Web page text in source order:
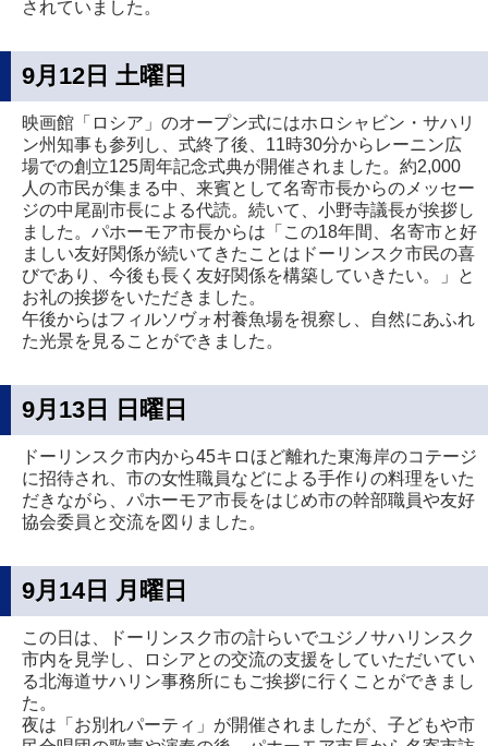
されていました。
9月12日 土曜日
映画館「ロシア」のオープン式にはホロシャビン・サハリ
ン州知事も参列し、式終了後、11時30分からレーニン広
場での創立125周年記念式典が開催されました。約2,000
人の市民が集まる中、来賓として名寄市長からのメッセー
ジの中尾副市長による代読。続いて、小野寺議長が挨拶し
ました。パホーモア市長からは「この18年間、名寄市と好
ましい友好関係が続いてきたことはドーリンスク市民の喜
びであり、今後も長く友好関係を構築していきたい。」と
お礼の挨拶をいただきました。
午後からはフィルソヴォ村養魚場を視察し、自然にあふれ
た光景を見ることができました。
9月13日 日曜日
ドーリンスク市内から45キロほど離れた東海岸のコテージ
に招待され、市の女性職員などによる手作りの料理をいた
だきながら、パホーモア市長をはじめ市の幹部職員や友好
協会委員と交流を図りました。
9月14日 月曜日
この日は、ドーリンスク市の計らいでユジノサハリンスク
市内を見学し、ロシアとの交流の支援をしていただいてい
る北海道サハリン事務所にもご挨拶に行くことができまし
た。
夜は「お別れパーティ」が開催されましたが、子どもや市